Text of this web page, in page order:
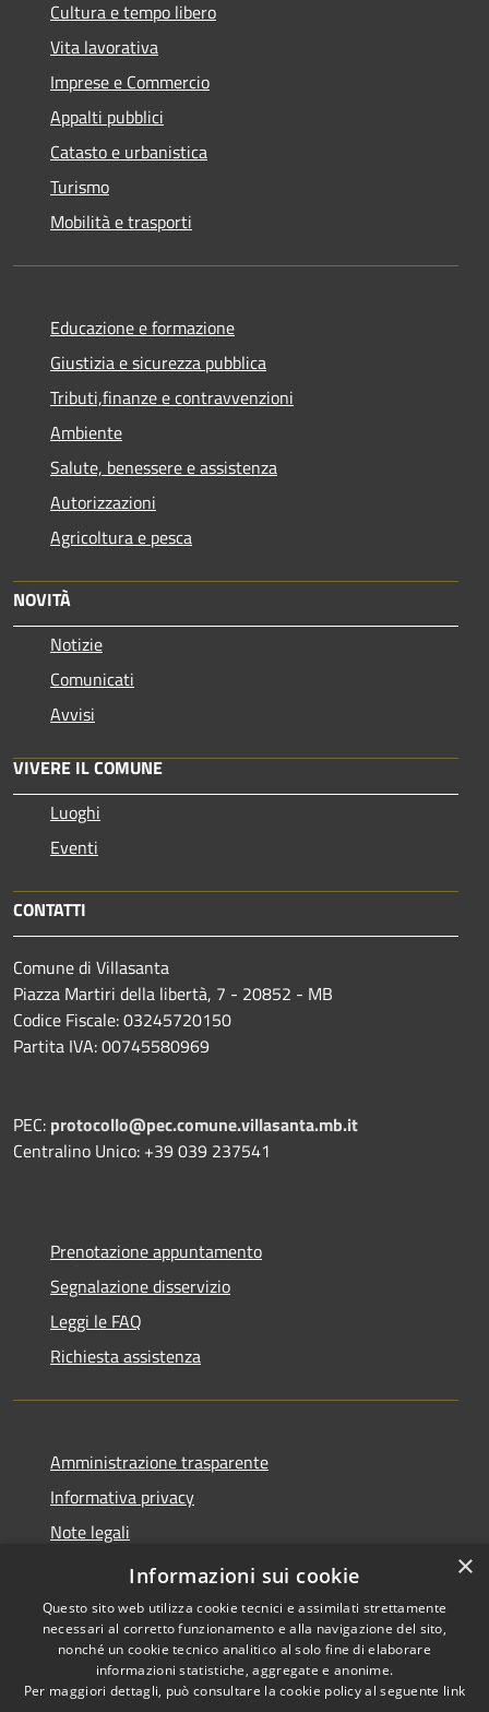
Cultura e tempo libero
Vita lavorativa
Imprese e Commercio
Appalti pubblici
Catasto e urbanistica
Turismo
Mobilità e trasporti
Educazione e formazione
Giustizia e sicurezza pubblica
Tributi,finanze e contravvenzioni
Ambiente
Salute, benessere e assistenza
Autorizzazioni
Agricoltura e pesca
NOVITÀ
Notizie
Comunicati
Avvisi
VIVERE IL COMUNE
Luoghi
Eventi
CONTATTI
Comune di Villasanta
Piazza Martiri della libertà, 7 - 20852 - MB
Codice Fiscale: 03245720150
Partita IVA: 00745580969
PEC: protocollo@pec.comune.villasanta.mb.it
Centralino Unico: +39 039 237541
Prenotazione appuntamento
Segnalazione disservizio
Leggi le FAQ
Richiesta assistenza
Amministrazione trasparente
Informativa privacy
Note legali
Dichiarazione di accessibilità
Accessibilità
Copyright © 2026 • Comune di
Villasanta • Powered by
×
Informazioni sui cookie
Questo sito web utilizza cookie tecnici e assimilati strettamente
necessari al corretto funzionamento e alla navigazione del sito,
nonché un cookie tecnico analitico al solo fine di elaborare
informazioni statistiche, aggregate e anonime.
Per maggiori dettagli, può consultare la cookie policy al seguente link